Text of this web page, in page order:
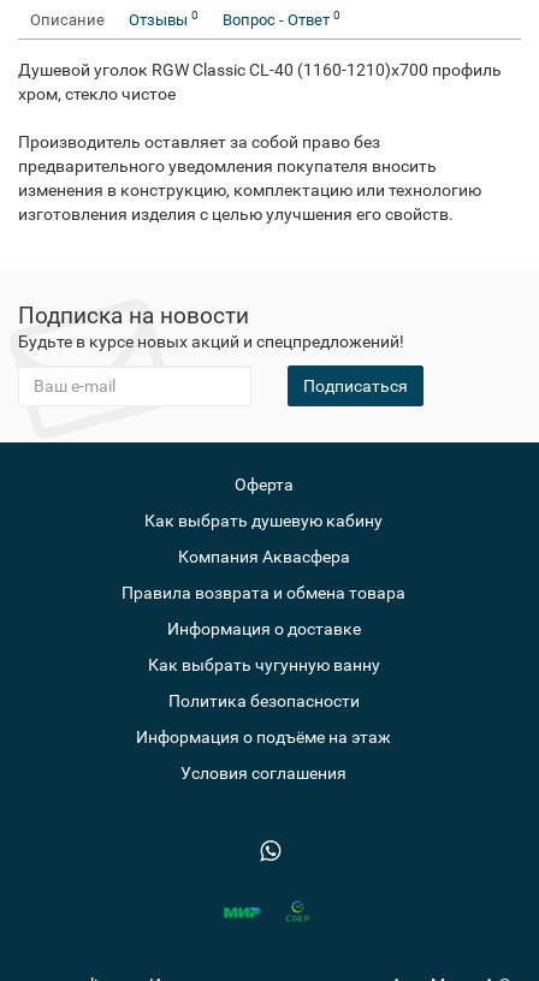
Описание Отзывы 0 Вопрос - Ответ 0
Душевой уголок RGW Classic CL-40 (1160-1210)х700 профиль
хром, стекло чистое
Производитель оставляет за собой право без
предварительного уведомления покупателя вносить
изменения в конструкцию, комплектацию или технологию
изготовления изделия с целью улучшения его свойств.
Подписка на новости
Будьте в курсе новых акций и спецпредложений!
Подписаться
Оферта
Как выбрать душевую кабину
Компания Аквасфера
Правила возврата и обмена товара
Информация о доставке
Как выбрать чугунную ванну
Политика безопасности
Информация о подъёме на этаж
Условия соглашения